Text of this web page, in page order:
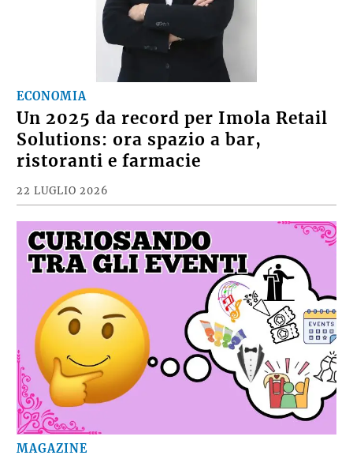
ECONOMIA
Un 2025 da record per Imola Retail
Solutions: ora spazio a bar,
ristoranti e farmacie
22 LUGLIO 2026
MAGAZINE